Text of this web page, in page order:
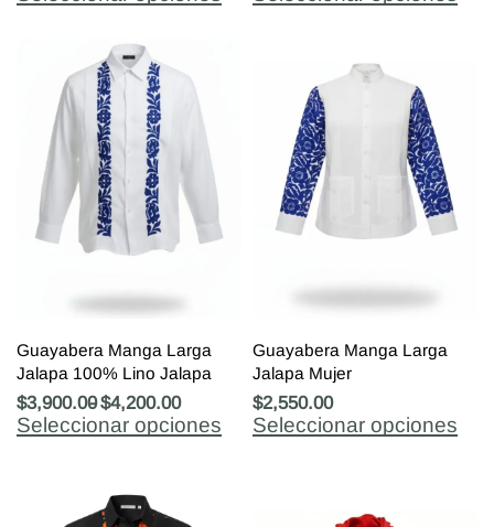
Guayabera Manga Larga
Jalapa 100% Lino Jalapa
$3,900.00$4,200.00
Seleccionar opciones
Guayabera Manga Larga
Jalapa Mujer
$2,550.00
Seleccionar opciones